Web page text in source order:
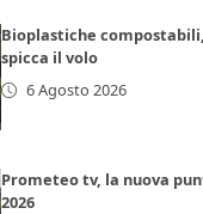
Bioplastiche
spicca il volo
6 Agosto 2026
Prometeo tv, la nuova
2026